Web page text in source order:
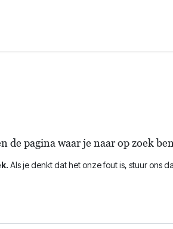
404
de pagina waar je naar op zoek
Als je denkt dat het onze fout is, stuur ons